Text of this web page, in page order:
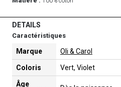
DETAILS
Caractéristiques
Marque Oli & Carol
Coloris Vert, Violet
Âge